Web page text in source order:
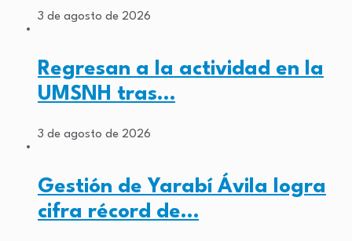
3 de agosto de 2026
Regresan a la actividad en la
UMSNH tras…
3 de agosto de 2026
Gestión de Yarabí Ávila logra
cifra récord de…